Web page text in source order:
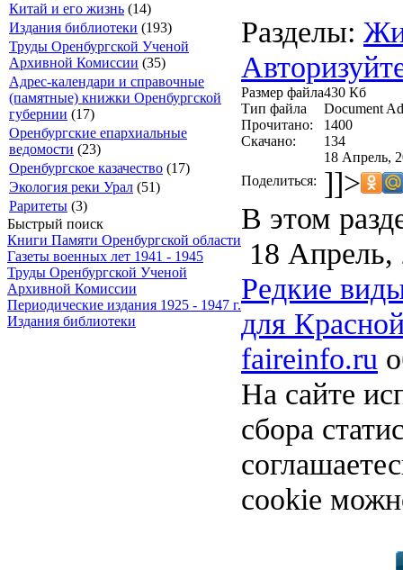
Китай и его жизнь (14)
Издания библиотеки (193)
Труды Оренбургской Ученой
Архивной Комиссии (35)
Адрес-календари и справочные
(памятные) книжки Оренбургской
губернии (17)
Оренбургские епархиальные
ведомости (23)
Оренбургское казачество (17)
Экология реки Урал (51)
Раритеты (3)
Быстрый поиск
Книги Памяти Оренбургской области
Газеты военных лет 1941 - 1945
Труды Оренбургской Ученой
Архивной Комиссии
Периодические издания 1925 - 1947 г.
Издания библиотеки
Разделы:
Размер файла430 Кб
Тип файла
Document
Прочитано:
1400
Скачано:
134
18 Апрель,
Поделиться: ]]>
В этом
18 Апрель,
Редкие
для
faireinfo.ru
На сайте
сбора
cookie